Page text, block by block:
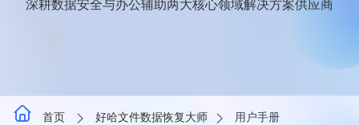
深耕数据安全与办公辅助两大核心领域解决方案供应商
首页 好哈文件数据恢复大师 用户手册